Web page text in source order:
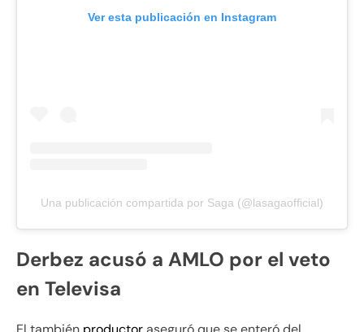
Ver esta publicación en Instagram
Una publicación compartida por Saga (@lasagaofficial)
Derbez acusó a AMLO por el veto
en Televisa